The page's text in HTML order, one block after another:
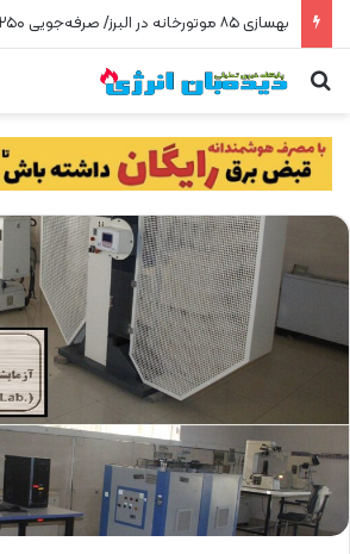
جستجو برای